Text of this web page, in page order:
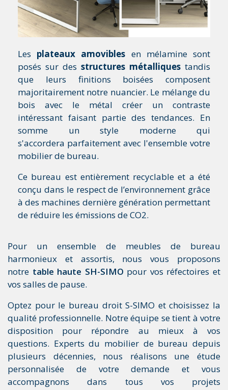
Les plateaux amovibles en mélamine sont
posés sur des structures métalliques tandis
que leurs finitions boisées composent
majoritairement notre nuancier. Le mélange du
bois avec le métal créer un contraste
intéressant faisant partie des tendances. En
somme un style moderne qui
s'accordera parfaitement avec l'ensemble votre
mobilier de bureau.
Ce bureau est entièrement recyclable et a été
conçu dans le respect de l’environnement grâce
à des machines dernière génération permettant
de réduire les émissions de CO2.
Pour un ensemble de meubles de bureau
harmonieux et assortis, nous vous proposons
notre table haute SH-SIMO pour vos réfectoires et
vos salles de pause.
Optez pour le bureau droit S-SIMO et choisissez la
qualité professionnelle. Notre équipe se tient à votre
disposition pour répondre au mieux à vos
questions. Experts du mobilier de bureau depuis
plusieurs décennies, nous réalisons une étude
personnalisée de votre demande et vous
accompagnons dans tous vos projets